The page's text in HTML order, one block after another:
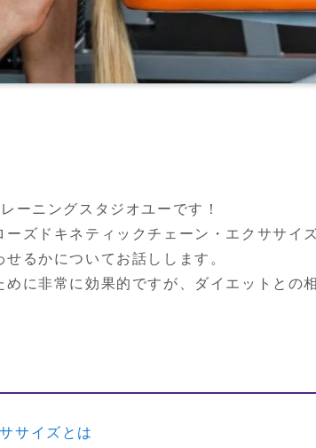
ーニングスタジオユーです！
ズドキネティックチェーン・エクササイ
るかについてお話しします。
に非常に効果的ですが、ダイエットとの
サイズとは